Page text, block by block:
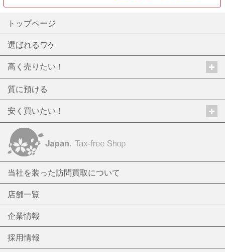
トップページ
選ばれるワケ
高く売りたい！
質に預ける
安く買いたい！
当社を装った訪問買取について
店舗一覧
企業情報
採用情報